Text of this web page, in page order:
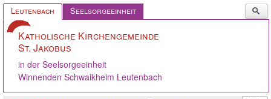
Leutenbach Seelsorgeeinheit
...
Katholische Kirchengemeinde
St. Jakobus
in der Seelsorgeeinheit
Winnenden Schwaikheim Leutenbach